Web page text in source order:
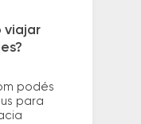
viajar
podés
para